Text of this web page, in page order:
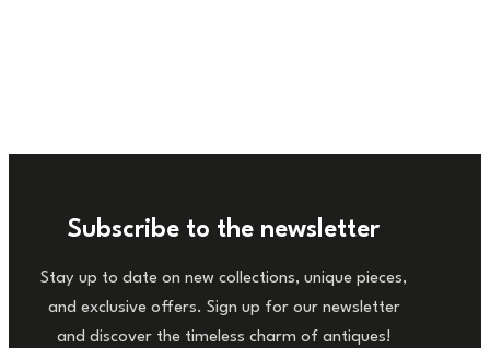
Subscribe to the newsletter
Stay up to date on new collections, unique pieces,
and exclusive offers. Sign up for our newsletter
and discover the timeless charm of antiques!